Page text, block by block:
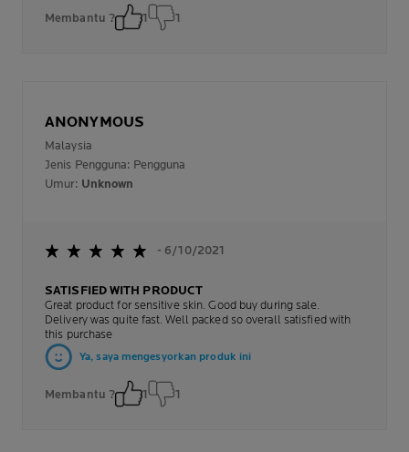
Membantu ? 1 1
ANONYMOUS
Malaysia
Jenis Pengguna: Pengguna
Umur: Unknown
- 6/10/2021
SATISFIED WITH PRODUCT
Great product for sensitive skin. Good buy during sale.
Delivery was quite fast. Well packed so overall satisfied with
this purchase
Ya, saya mengesyorkan produk ini
Membantu ? 1 1